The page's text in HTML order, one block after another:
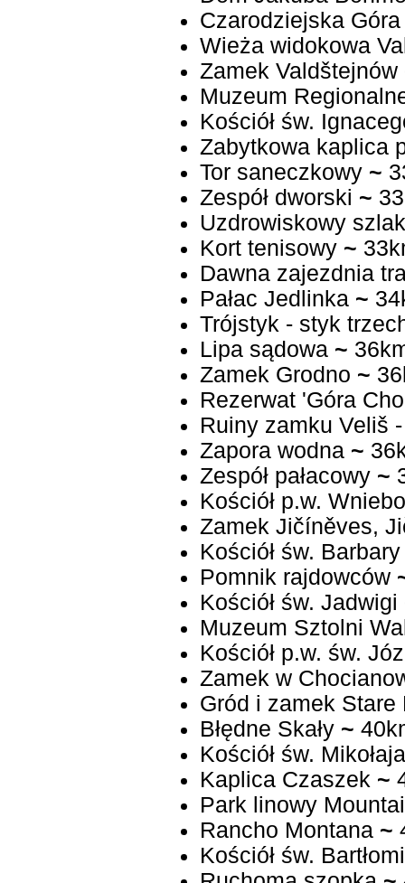
Czarodziejska
Wieża widokowa
Zamek Valdštejnów
Muzeum
Kościół św.
Zabytkowa kaplica
Tor saneczkowy ~
Zespół dworski ~
Uzdrowiskowy
Kort tenisowy ~
Dawna zajezdnia
Pałac Jedlinka ~
Trójstyk - styk
Lipa sądowa ~
Zamek Grodno ~
Rezerwat 'Góra
Ruiny zamku Veliš
Zapora wodna ~
Zespół pałacowy ~
Kościół p.w.
Zamek Jičíněves,
Kościół św.
Pomnik rajdowców
Kościół św. Jadwigi
Muzeum Sztolni
Kościół p.w. św.
Zamek w
Gród i zamek Stare
Błędne Skały ~
Kościół św. Mikołaja
Kaplica Czaszek ~
Park linowy
Rancho Montana ~
Kościół św.